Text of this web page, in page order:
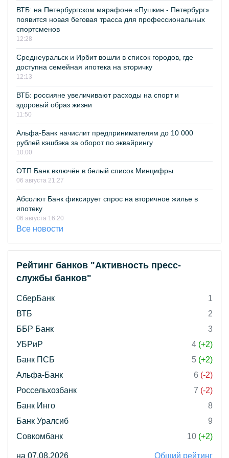
ВТБ: на Петербургском марафоне «Пушкин - Петербург»
появится новая беговая трасса для профессиональных
спортсменов
12:28
Среднеуральск и Ирбит вошли в список городов, где
доступна семейная ипотека на вторичку
12:13
ВТБ: россияне увеличивают расходы на спорт и
здоровый образ жизни
11:50
Альфа-Банк начислит предпринимателям до 10 000
рублей кэшбэка за оборот по эквайрингу
10:00
ОТП Банк включён в белый список Минцифры
06 августа 21:27
Абсолют Банк фиксирует спрос на вторичное жилье в
ипотеку
06 августа 16:20
Все новости
Рейтинг банков "Активность пресс-
службы банков"
СберБанк
1
ВТБ
2
ББР Банк
3
УБРиР
4 (+2)
Банк ПСБ
5 (+2)
Альфа-Банк
6 (-2)
Россельхозбанк
7 (-2)
Банк Инго
8
Банк Уралсиб
9
Совкомбанк
10 (+2)
на 07.08.2026 Общий рейтинг